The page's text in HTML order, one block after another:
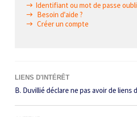
Identifiant ou mot de passe
Besoin d'aide ?
Créer un compte
LIENS D'INTÉRÊT
B. Duvillié déclare ne pas avoir de liens